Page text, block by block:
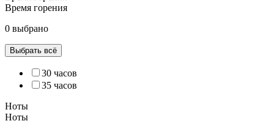
Время горения
0 выбрано
Выбрать всё
30 часов
35 часов
Ноты
Ноты